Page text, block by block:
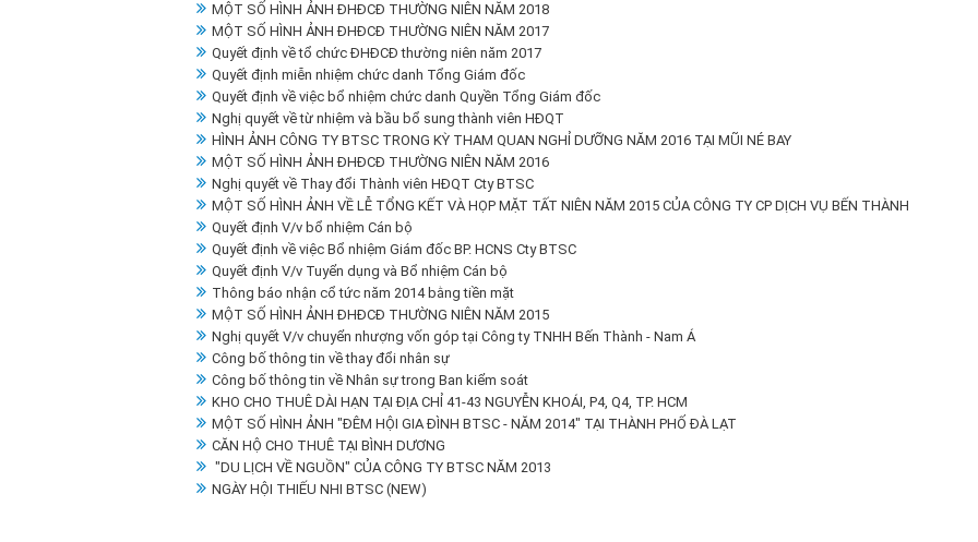
MỘT SỐ HÌNH ẢNH ĐHĐCĐ THƯỜNG NIÊN NĂM 2018
MỘT SỐ HÌNH ẢNH ĐHĐCĐ THƯỜNG NIÊN NĂM 2017
Quyết định về tổ chức ĐHĐCĐ thường niên năm 2017
Quyết định miễn nhiệm chức danh Tổng Giám đốc
Quyết định về việc bổ nhiệm chức danh Quyền Tổng Giám đốc
Nghị quyết về từ nhiệm và bầu bổ sung thành viên HĐQT
HÌNH ẢNH CÔNG TY BTSC TRONG KỲ THAM QUAN NGHỈ DƯỠNG NĂM 2016 TẠI MŨI NÉ BAY
MỘT SỐ HÌNH ẢNH ĐHĐCĐ THƯỜNG NIÊN NĂM 2016
Nghị quyết về Thay đổi Thành viên HĐQT Cty BTSC
MỘT SỐ HÌNH ẢNH VỀ LỄ TỔNG KẾT VÀ HỌP MẶT TẤT NIÊN NĂM 2015 CỦA CÔNG TY CP DỊCH VỤ BẾN THÀNH
Quyết định V/v bổ nhiệm Cán bộ
Quyết định về việc Bổ nhiệm Giám đốc BP. HCNS Cty BTSC
Quyết định V/v Tuyển dụng và Bổ nhiệm Cán bộ
Thông báo nhận cổ tức năm 2014 bằng tiền mặt
MỘT SỐ HÌNH ẢNH ĐHĐCĐ THƯỜNG NIÊN NĂM 2015
Nghị quyết V/v chuyển nhượng vốn góp tại Công ty TNHH Bến Thành - Nam Á
Công bố thông tin về thay đổi nhân sự
Công bố thông tin về Nhân sự trong Ban kiểm soát
KHO CHO THUÊ DÀI HẠN TẠI ĐỊA CHỈ 41-43 NGUYỄN KHOÁI, P4, Q4, TP. HCM
MỘT SỐ HÌNH ẢNH "ĐÊM HỘI GIA ĐÌNH BTSC - NĂM 2014" TẠI THÀNH PHỐ ĐÀ LẠT
CĂN HỘ CHO THUÊ TẠI BÌNH DƯƠNG
"DU LỊCH VỀ NGUỒN" CỦA CÔNG TY BTSC NĂM 2013
NGÀY HỘI THIẾU NHI BTSC (NEW)